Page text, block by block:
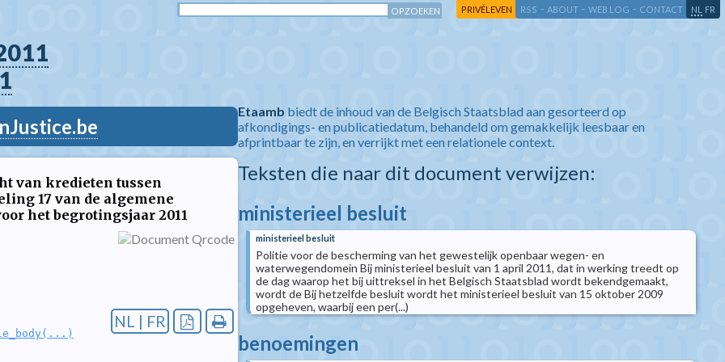
PRIVÉLEVEN RSS - ABOUT - WEB LOG - CONTACT NL FR
van kredieten tussen
17 van de algemene
het begrotingsjaar 2011
NL | FR
Etaamb biedt de inhoud van de Belgisch Staatsblad aan gesorteerd op
afkondigings- en publicatiedatum, behandeld om gemakkelijk leesbaar en
afprintbaar te zijn, en verrijkt met een relationele context.
Teksten die naar dit document verwijzen:
ministerieel besluit
ministerieel besluit
Politie voor de bescherming van het gewestelijk openbaar wegen- en
waterwegendomein Bij ministerieel besluit van 1 april 2011, dat in werking treedt op
de dag waarop het bij uittreksel in het Belgisch Staatsblad wordt bekendgemaakt,
wordt de Bij hetzelfde besluit wordt het ministerieel besluit van 15 oktober 2009
opgeheven, waarbij een per(...)
benoemingen